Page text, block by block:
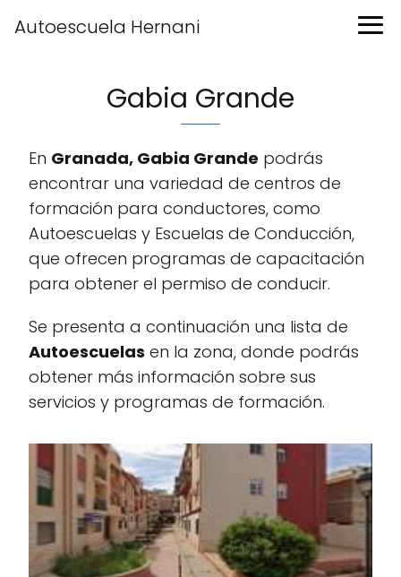
Autoescuela Hernani
Gabia Grande
En Granada, Gabia Grande podrás
encontrar una variedad de centros de
formación para conductores, como
Autoescuelas y Escuelas de Conducción,
que ofrecen programas de capacitación
para obtener el permiso de conducir.
Se presenta a continuación una lista de
Autoescuelas en la zona, donde podrás
obtener más información sobre sus
servicios y programas de formación.